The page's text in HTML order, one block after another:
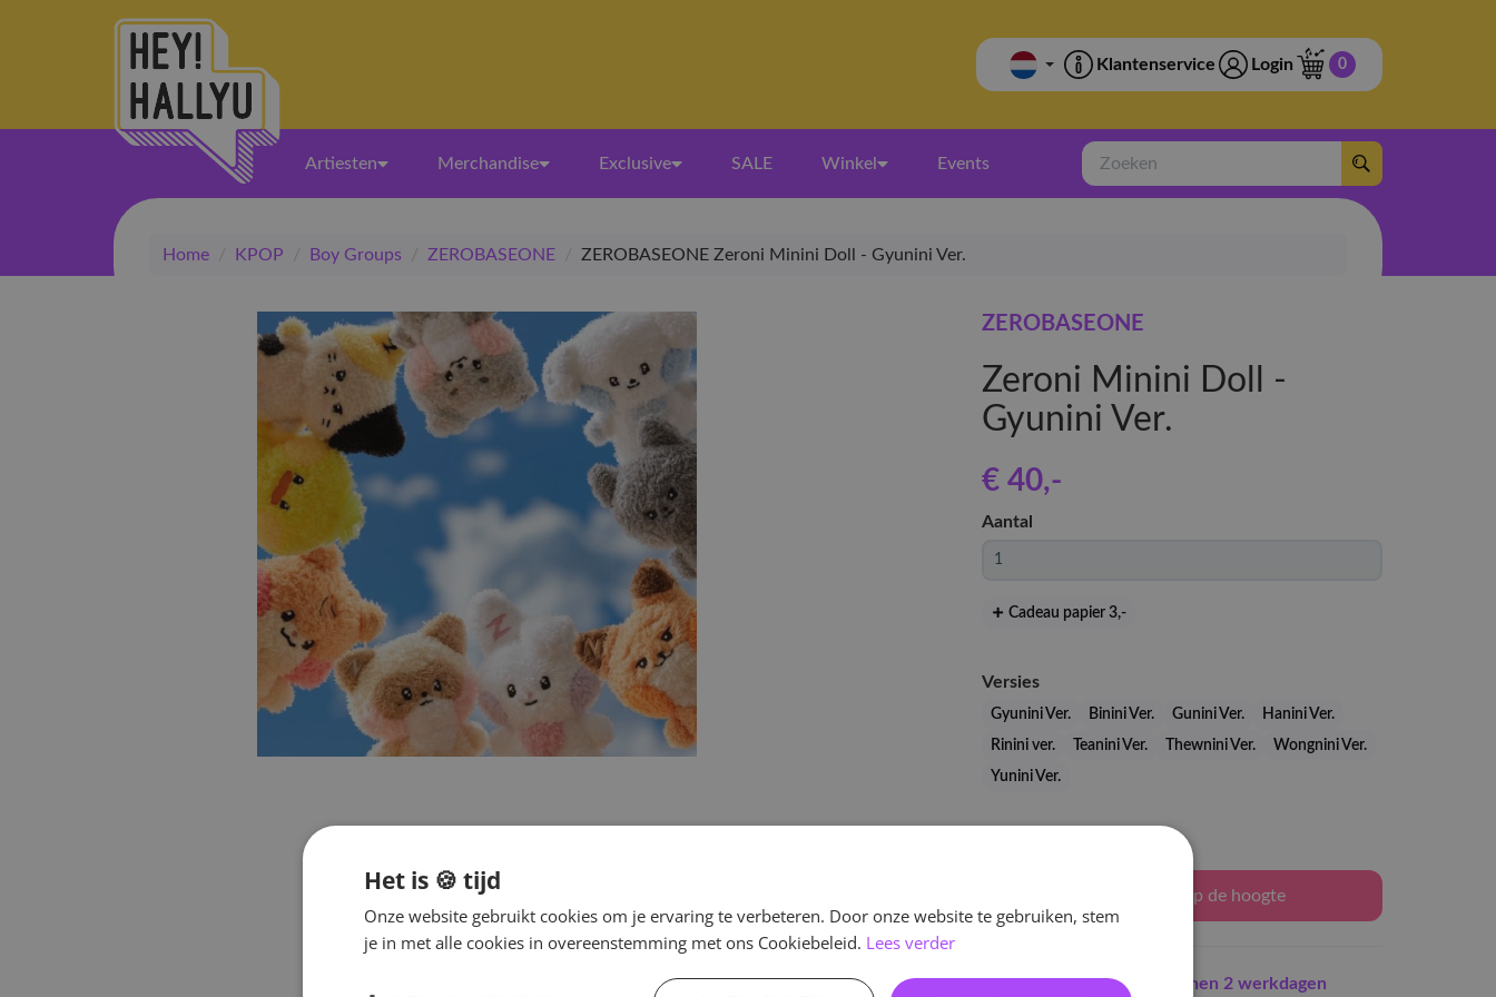
Klantenservice Login 0
Artiesten Merchandise Exclusive SALE Winkel Events
Zoeken
Home / KPOP / Boy Groups / ZEROBASEONE / ZEROBASEONE Zeroni Minini Doll - Gyunini Ver.
ZEROBASEONE
Zeroni Minini Doll -
Gyunini Ver.
€ 40,-
Aantal
Cadeau papier 3,-
Versies
Gyunini Ver. Binini Ver. Gunini Ver.
Hanini Ver.
Rinini ver.
Teanini Ver. Thewnini Ver.
Wongnini Ver.
Yunini Ver.
Houd mij op de hoogte
Indien op voorraad
binnen 2 werkdagen
Het is 🍪 tijd
Onze website gebruikt cookies om je ervaring te verbeteren. Door onze website te gebruiken, stem
je in met alle cookies in overeenstemming met ons Cookiebeleid. Lees verder